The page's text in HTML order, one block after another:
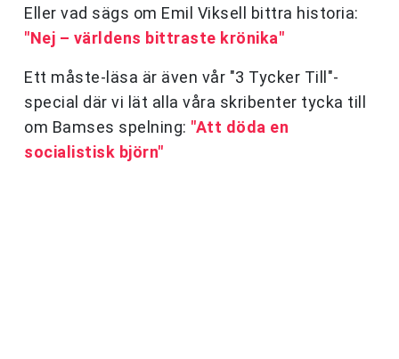
Eller vad sägs om Emil Viksell bittra historia:
"Nej – världens bittraste krönika"
Ett måste-läsa är även vår "3 Tycker Till"-
special där vi lät alla våra skribenter tycka till
om Bamses spelning: "Att döda en
socialistisk björn"